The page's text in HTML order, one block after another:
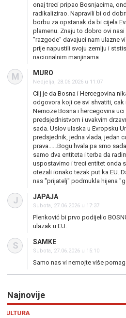
onaj treci pripao Bosnjacima,
radikalizirao. Napravili bi od
borbu za opstanak da bi cijela
plamenu. Znaju to dobro ovi
"razgode" davajuci nam ulazne
prije napustili svoju zemlju i
nacionalnim manjinama.
M MURO
Nedjelja, 28.06.2026 u 11:07
Cilj je da Bosna i Hercegovina
odgovora koji ce svi shvatiti,
Nemoze Bosna i hercegovina
predsjednistvom i uvakvim
sada. Uslov ulaska u Evropsku
predsjednik, jedna vlada, jedan
prava......Bogu hvala pa smo
samo dva entiteta i terba da
uspostavimo i treci entitet onda
otezali ionako tezak put ka EU.
nas "prijatelj" podmukla hijena
J JAPAJA
Subota, 27.06.2026 u 17:37
Plenković bi prvo podijelio
ulazak u EU.
S SAMKE
Subota, 27.06.2026 u 15:10
Samo nas vi nemojte više
Najnovije
MINI MARKET